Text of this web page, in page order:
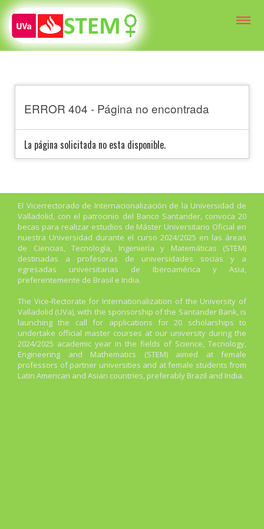
ERROR 404 - Página no encontrada
La página solicitada no esta disponible.
El Vicerrectorado de Internacionalización de la Universidad de
Valladolid, con el patrocinio del Banco Santander, convoca 20
becas para realizar estudios de Máster Universitario Oficial en
nuestra Universidad durante el curso 2024/2025 en las áreas
de Ciencias, Tecnología, Ingeniería y Matemáticas (STEM)
destinadas a profesoras de universidades socias y a
egresadas universitarias de Iberoamérica y Asia,
preferentemente de Brasil e India.
The Vice-Rectorate for Internationalization of the University of
Valladolid (UVa), with the sponsorship of the Santander Bank, is
launching the call for applications for 20 scholarships to
undertake official master courses at our university during the
2024/2025 academic year in the fields of Science, Tecnology,
Engineering and Mathematics (STEM) aimed at female
professors of partner universities and at female students from
Latin American and Asian countries, preferably Brazil and India.